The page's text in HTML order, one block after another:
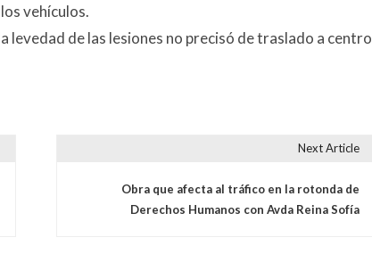
vehículos.
levedad de las lesiones no precisó de traslado a centro
Next Article
Obra que afecta al tráfico en la rotonda de
Derechos Humanos con Avda Reina Sofía